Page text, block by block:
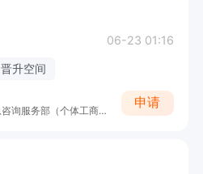
06-23 01:16
晋升空间
洛阳市涧西区诚暖信息咨询服务部（个体工商户）
申请